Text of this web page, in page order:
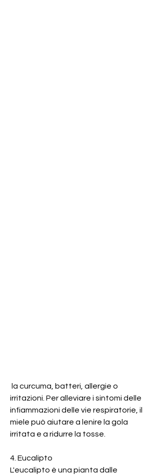
irritazioni. Per alleviare i sintomi delle
infiammazioni delle vie respiratorie, il
miele può aiutare a lenire la gola
irritata e a ridurre la tosse.
4. Eucalipto
L'eucalipto è una pianta dalle